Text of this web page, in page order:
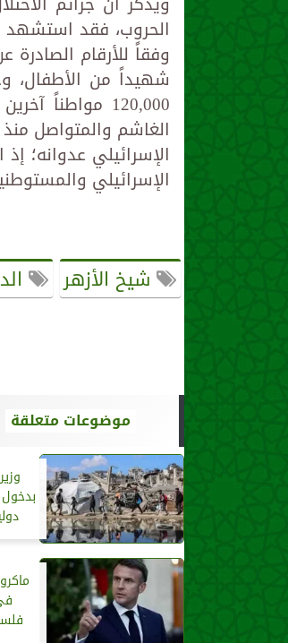
الإسرائيلي
شيخ الأزهر
موضوعات متعلقة